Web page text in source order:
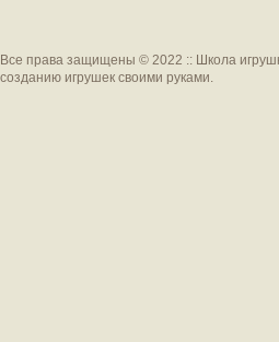
Все права защищены © 2022 :: Школа
созданию игрушек своими руками.